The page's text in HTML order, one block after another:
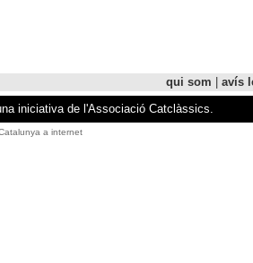
qui som
avís
iniciativa de l'Associació Catclàssics.
a internet